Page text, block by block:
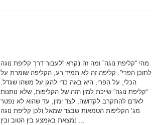
מהי “קליפת נוגה” ומה זה נקרא “לעבור דרך קליפת נוגה
לתוכן הפרי”. קליפה זה לא תמיד רע, הקליפה שומרת על
הכלי, על הפרי, היא באה כדי להגן על משהו שגדל.
“קליפת נוגה” שייכת למין הזה של הקליפות, שלא נותנות
לאדם להתקרב לקדושה, לצד ימין, עד שהוא לא נפטר
מג’ הקליפות הטמאות שבצד שמאל ולכן קליפת נוגה
נמצאת באמצע בין הטוב ובין ...